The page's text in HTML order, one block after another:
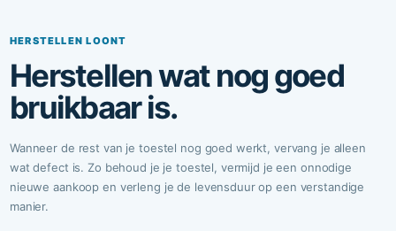
HERSTELLEN LOONT
Herstellen wat nog goed
bruikbaar is.
Wanneer de rest van je toestel nog goed werkt, vervang je alleen
wat defect is. Zo behoud je je toestel, vermijd je een onnodige
nieuwe aankoop en verleng je de levensduur op een verstandige
manier.